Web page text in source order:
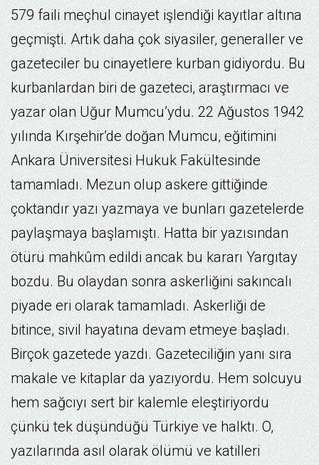
579 faili meçhul cinayet işlendiği kayıtlar altına
geçmişti. Artık daha çok siyasiler, generaller ve
gazeteciler bu cinayetlere kurban gidiyordu. Bu
kurbanlardan biri de gazeteci, araştırmacı ve
yazar olan Uğur Mumcu’ydu. 22 Ağustos 1942
yılında Kırşehir’de doğan Mumcu, eğitimini
Ankara Üniversitesi Hukuk Fakültesinde
tamamladı. Mezun olup askere gittiğinde
çoktandır yazı yazmaya ve bunları gazetelerde
paylaşmaya başlamıştı. Hatta bir yazısından
ötürü mahkûm edildi ancak bu kararı Yargıtay
bozdu. Bu olaydan sonra askerliğini sakıncalı
piyade eri olarak tamamladı. Askerliği de
bitince, sivil hayatına devam etmeye başladı.
Birçok gazetede yazdı. Gazeteciliğin yanı sıra
makale ve kitaplar da yazıyordu. Hem solcuyu
hem sağcıyı sert bir kalemle eleştiriyordu
çünkü tek düşündüğü Türkiye ve halktı. O,
yazılarında asıl olarak ölümü ve katilleri